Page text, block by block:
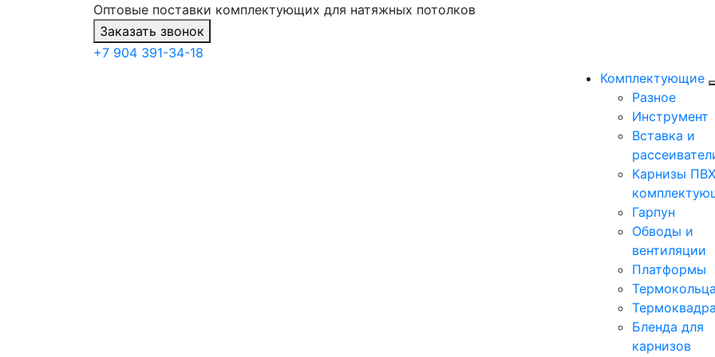
Оптовые поставки комплектующих для натяжных потолков
Заказать звонок
+7 904 391-34-18
Комплектующие
Разное
Инструмент
Вставка и
Карнизы
Гарпун
Обводы и
вентиляции
Платформы
Термокольца
Бленда для
карнизов